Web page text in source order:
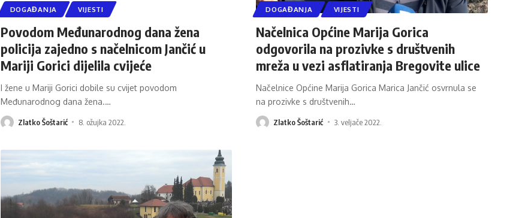
DOGAĐANJA VIJESTI
Povodom Međunarodnog dana žena
policija zajedno s načelnicom Jančić u
Mariji Gorici dijelila cvijeće
I žene u Mariji Gorici dobile su cvijet povodom
Međunarodnog dana žena.…
Zlatko Šoštarić 8. ožujka 2022.
DOGAĐANJA VIJESTI
Načelnica Općine Marija Gorica
odgovorila na prozivke s društvenih
mreža u vezi asflatiranja Bregovite ulice
Načelnice Općine Marija Gorica Marica Jančić osvrnula se
na prozivke s društvenih…
Zlatko Šoštarić 3. veljače 2022.